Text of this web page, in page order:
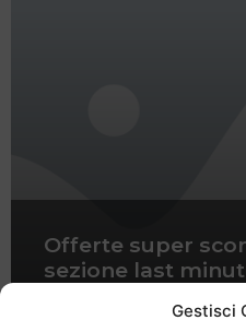
Gestisci
Offerte super
sezione last